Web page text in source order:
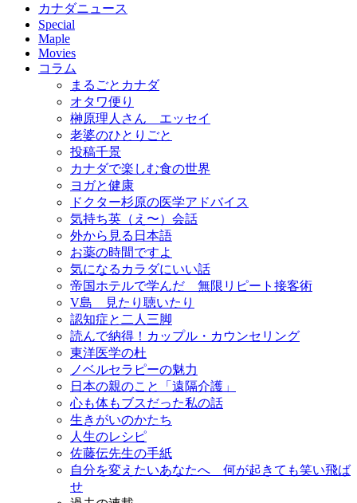
カナダニュース
Special
Maple
Movies
コラム
まるごとカナダ
オタワ便り
榊原理人さん エッセイ
老婆のひとりごと
投稿千景
カナダで楽しむ食の世界
ヨガと健康
ドクター杉原の医学アドバイス
気持ち英（え〜）会話
外から見る日本語
お薬の時間ですよ
気になるカラダにいい話
帝国ホテルで学んだ 無限リピート接客術
V島 見たり聴いたり
認知症と二人三脚
読んで納得！カップル・カウンセリング
東洋医学の杜
ノベルセラピーの魅力
日本の親のこと「遠隔介護」
心も体もブスだった私の話
生きがいのかたち
人生のレシピ
佐藤伝先生の手紙
自分を変えたいあなたへ 何が起きても笑い飛ば
せ